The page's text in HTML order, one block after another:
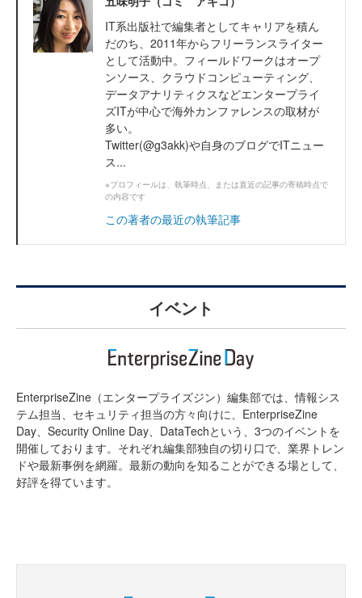
IT系出版社で編集者としてキャリアを積ん
だのち、2011年からフリーランスライター
として活動中。フィールドワークはオープ
ンソース、クラウドコンピューティング、
データアナリティクスなどエンタープライ
ズITが中心で海外カンファレンスの取材が
多い。
Twitter(@g3akk)や自身のブログでITニュー
ス...
※プロフィールは、執筆時点、または直近の記事の寄稿時点で
の内容です
この著者の最近の執筆記事
イベント
EnterpriseZine（エンタープライズジン）編集部では、情報シス
テム担当、セキュリティ担当の方々向けに、EnterpriseZine
Day、Security Online Day、DataTechという、3つのイベントを
開催しております。それぞれ編集部独自の切り口で、業界トレン
ドや最新事例を網羅。最新の動向を知ることができる場として、
好評を得ています。